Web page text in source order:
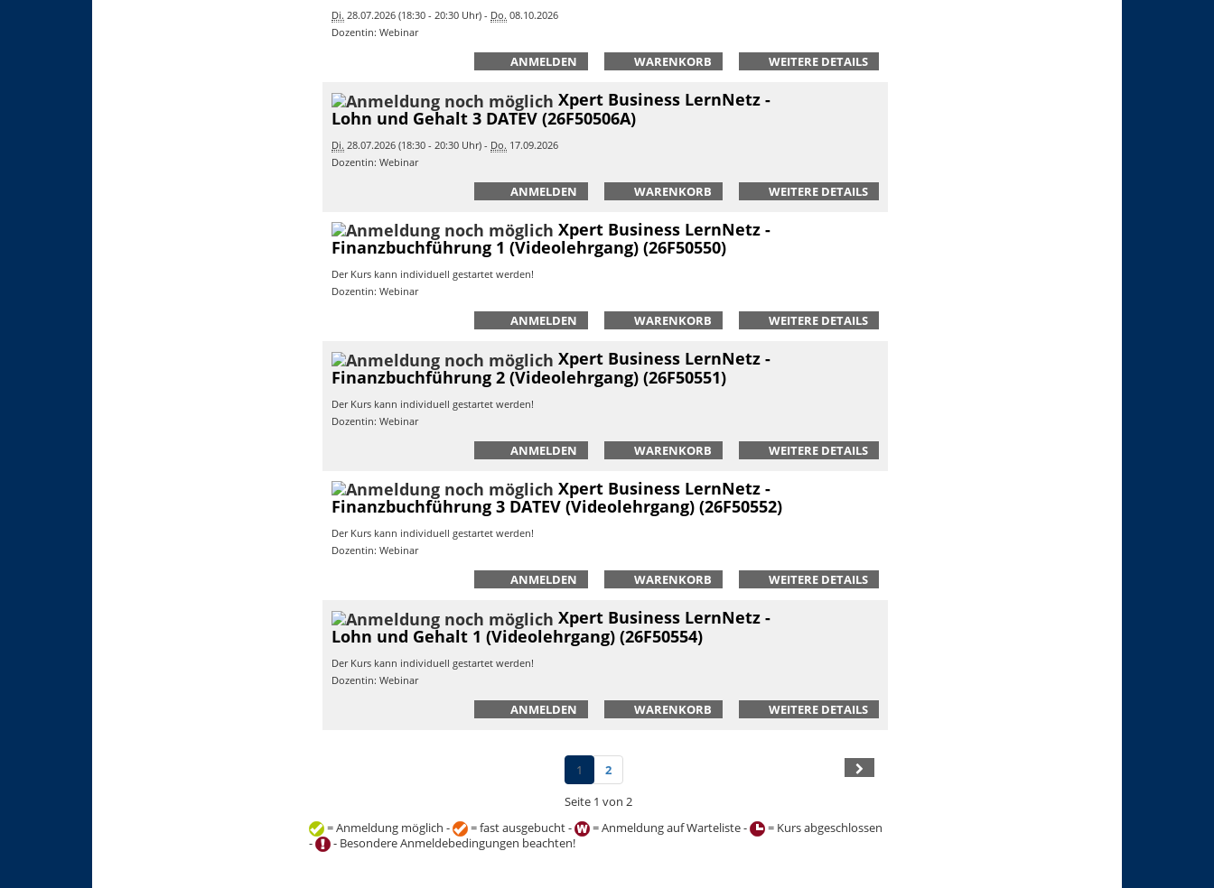
Di. 28.07.2026 (18:30 - 20:30 Uhr) - Do. 08.10.2026
Dozentin: Webinar
ANMELDEN WARENKORB WEITERE DETAILS
Xpert Business LernNetz -
Lohn und Gehalt 3 DATEV (26F50506A)
Di. 28.07.2026 (18:30 - 20:30 Uhr) - Do. 17.09.2026
Dozentin: Webinar
ANMELDEN WARENKORB WEITERE DETAILS
Xpert Business LernNetz -
Finanzbuchführung 1 (Videolehrgang) (26F50550)
Der Kurs kann individuell gestartet werden!
Dozentin: Webinar
ANMELDEN WARENKORB WEITERE DETAILS
Xpert Business LernNetz -
Finanzbuchführung 2 (Videolehrgang) (26F50551)
Der Kurs kann individuell gestartet werden!
Dozentin: Webinar
ANMELDEN WARENKORB WEITERE DETAILS
Xpert Business LernNetz -
Finanzbuchführung 3 DATEV (Videolehrgang) (26F50552)
Der Kurs kann individuell gestartet werden!
Dozentin: Webinar
ANMELDEN WARENKORB WEITERE DETAILS
Xpert Business LernNetz -
Lohn und Gehalt 1 (Videolehrgang) (26F50554)
Der Kurs kann individuell gestartet werden!
Dozentin: Webinar
ANMELDEN WARENKORB WEITERE DETAILS
1
2
Seite 1 von 2
= Anmeldung möglich -
= fast ausgebucht - = Anmeldung auf Warteliste -
= Kurs abgeschlossen
-
- Besondere Anmeldebedingungen beachten!